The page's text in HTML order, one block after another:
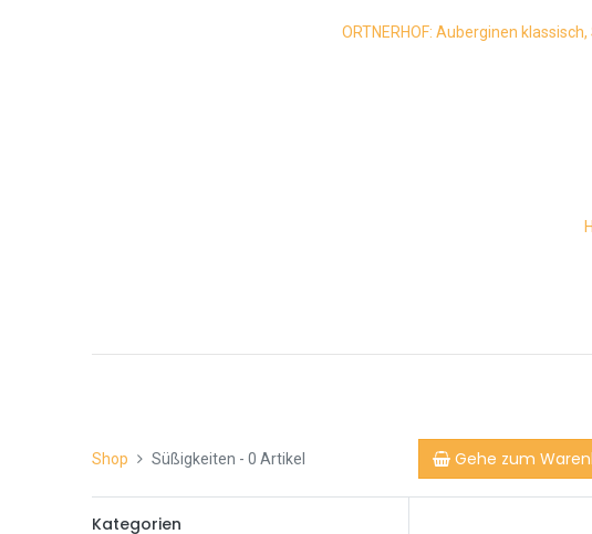
ORTNERHOF: Auberginen
Shop Süßigkeiten - 0 Artikel Gehe zum
Kategorien